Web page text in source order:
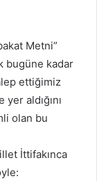
Metni”
bugüne kadar
ettiğimiz
aldığını
olan bu
İttifakınca